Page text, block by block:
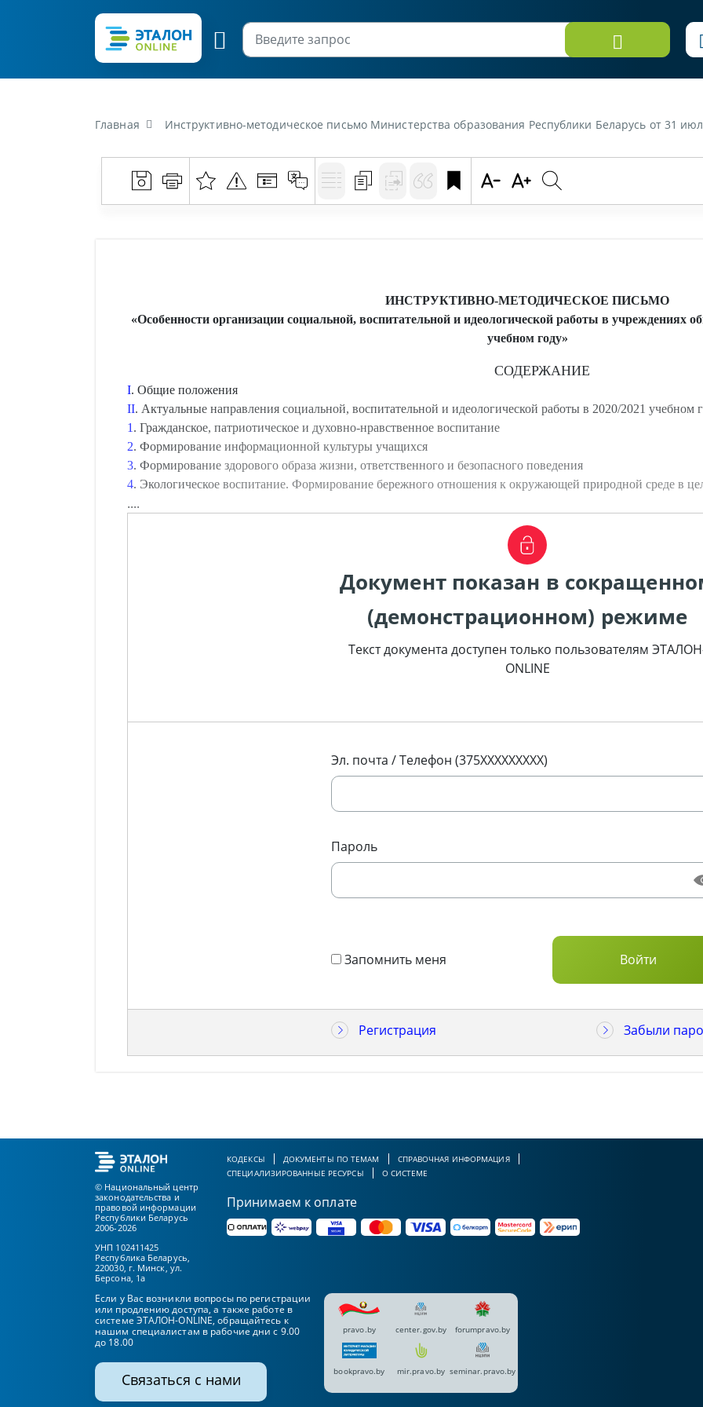
Главная Инструктивно-методическое письмо Министерства образования Республики Беларусь от 31 июля 2020 г. «Особенности организации социальной, воспитательной и
ИНСТРУКТИВНО-МЕТОДИЧЕСКОЕ ПИСЬМО
«Особенности организации социальной, воспитательной и идеологической работы в учреждениях
учебном году»
СОДЕРЖАНИЕ
I. Общие положения
II. Актуальные направления социальной, воспитательной и идеологической работы в 2020/2021 учебном
1 . Гражданское, патриотическое и духовно-нравственное воспитание
2. Формирование информационной культуры учащихся
3. Формирование здорового образа жизни, ответственного и безопасного поведения
4. Экологическое воспитание. Формирование бережного отношения к окружающей природной среде в
....
Документ показан в
(демонстрационном) режиме
Текст документа доступен только пользователям
ONLINE
Эл. почта / Телефон (375XXXXXXXXX)
Пароль
Запомнить меня
Регистрация Забыли
© Национальный центр
законодательства и
правовой информации
Республики Беларусь
2006-2026
УНП 102411425
Республика Беларусь,
220030, г. Минск, ул.
Берсона, 1а
КОДЕКСЫ ДОКУМЕНТЫ ПО ТЕМАМ
СПРАВОЧНАЯ ИНФОРМАЦИЯ
СПЕЦИАЛИЗИРОВАННЫЕ РЕСУРСЫ
О СИСТЕМЕ
Принимаем к оплате
Если у Вас возникли вопросы по регистрации
или продлению доступа, а также работе в
системе ЭТАЛОН-ONLINE, обращайтесь к
нашим специалистам в рабочие дни с 9.00
до 18.00
Связаться с нами
pravo.by center.gov.by forumpravo.by
bookpravo.by mir.pravo.by seminar.pravo.by